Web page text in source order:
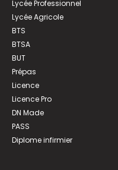
Lycée Professionnel
Lycée Agricole
BTS
BTSA
BUT
Prépas
Licence
Licence Pro
DN Made
PASS
Diplome infirmier